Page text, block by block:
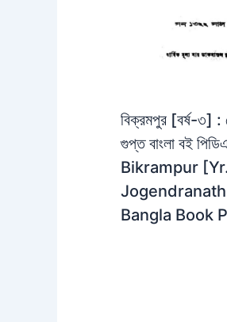
বিক্রমপুর [বর্ষ-৩] :
গুপ্ত বাংলা বই
Bikrampur
Bangla Book